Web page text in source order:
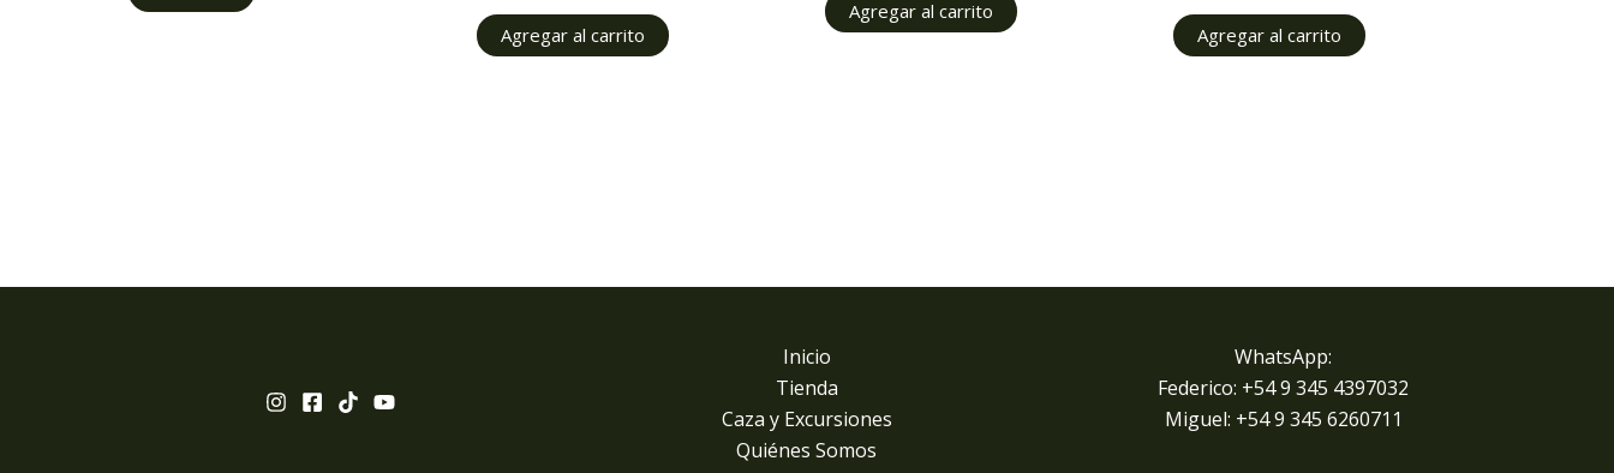
Agregar al carrito
Agregar al carrito
Agregar al carrito
Inicio
Tienda
Caza y Excursiones
Quiénes Somos
WhatsApp:
Federico: +54 9 345 4397032
Miguel: +54 9 345 6260711